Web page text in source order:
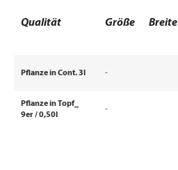
Qualität Größe Breite
Pflanze in Cont. 3l -
Pflanze in Topf_
9er / 0,50l
-